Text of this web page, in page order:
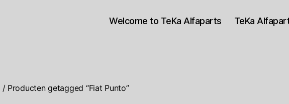
Welcome to TeKa Alfaparts TeKa
/ Producten getagged “Fiat Punto”